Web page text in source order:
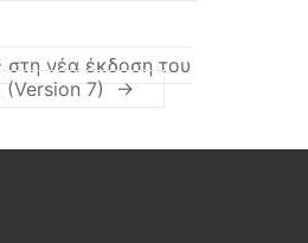
νέα έκδοση του
(Version 7) →